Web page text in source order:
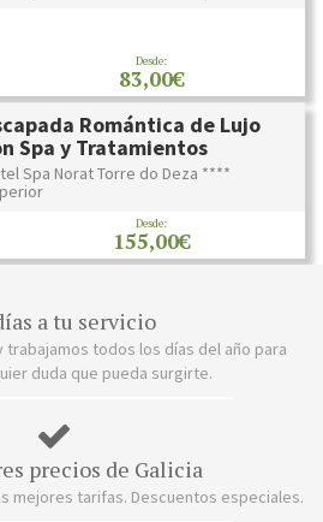
Desde:
83,00€
Romántica de Lujo
Spa y Tratamientos
Spa Norat Torre do Deza ****
Desde:
155,00€
a tu servicio
todos los días del año para
duda que pueda surgirte.
precios de Galicia
mejores tarifas. Descuentos especiales.